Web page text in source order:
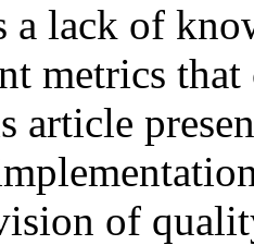
a lack of
metrics
article
of